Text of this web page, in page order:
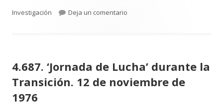
el
Investigación
Deja un comentario
4.687. ‘Jornada de Lucha’ durante la
Transición. 12 de noviembre de
1976